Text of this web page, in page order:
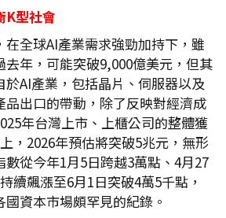
K型社會
在全球AI產業需求強勁加持下，雖
年，可能突破9,000億美元，但其
於AI產業，包括晶片、伺服器以及
品出口的帶動，除了反映對經濟成
年台灣上市、上櫃公司的整體獲
，2026年預估將突破5兆元，無形
從今年1月5日跨越3萬點、4月27
續飆漲至6月1日突破4萬5千點，
資本市場頗罕見的紀錄。